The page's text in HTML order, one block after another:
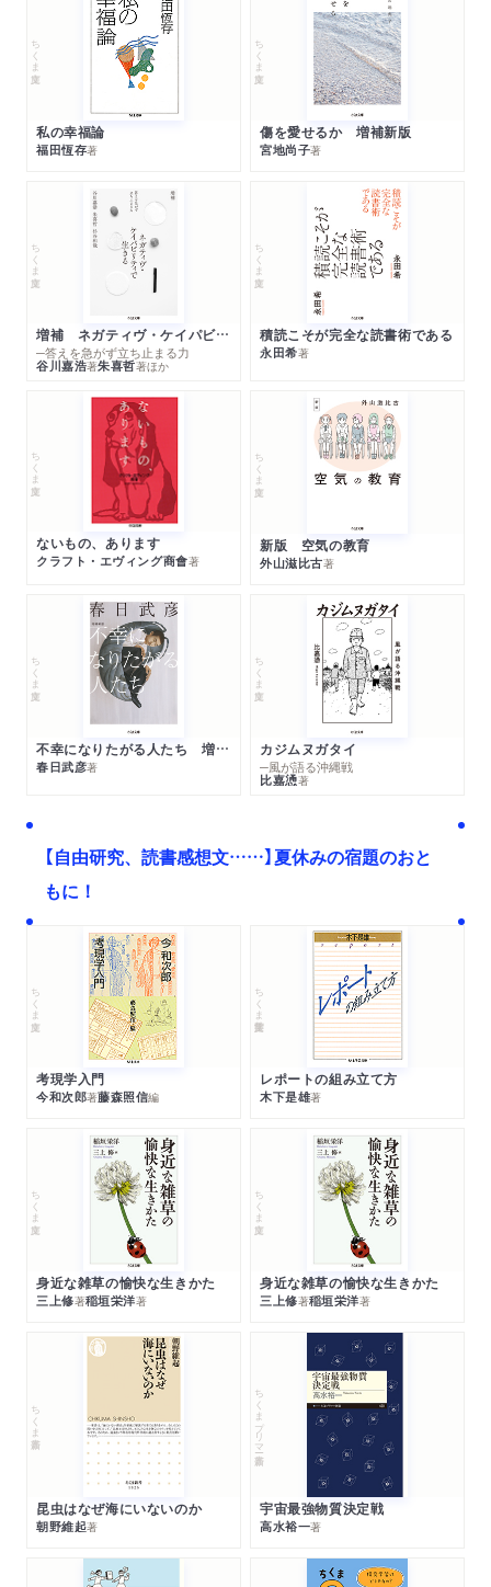
ちくま文庫
私の幸福論
福田恆存著
ちくま文庫
傷を愛せるか 増補新版
宮地尚子著
ちくま文庫
増補 ネガティヴ・ケイパビリティで生きる
─答えを急がず立ち止まる力
谷川嘉浩著朱喜哲著ほか
ちくま文庫
積読こそが完全な読書術である
永田希著
ちくま文庫
ないもの、あります
クラフト・エヴィング商會著
ちくま文庫
新版 空気の教育
外山滋比古著
ちくま文庫
不幸になりたがる人たち 増補新版
春日武彦著
ちくま文庫
カジムヌガタイ
─風が語る沖縄戦
比嘉慂著
【自由研究、読書感想文……】夏休みの宿題のおと
もに！
ちくま文庫
考現学入門
今和次郎著藤森照信編
ちくま学芸文庫
レポートの組み立て方
木下是雄著
ちくま文庫
身近な雑草の愉快な生きかた
三上修著稲垣栄洋著
ちくま文庫
身近な雑草の愉快な生きかた
三上修著稲垣栄洋著
ちくま新書
昆虫はなぜ海にいないのか
朝野維起著
ちくまプリマー新書
宇宙最強物質決定戦
高水裕一著